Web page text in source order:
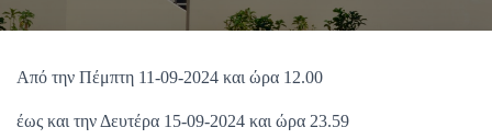
Από την Πέμπτη 11-09-2024 και ώρα 12.00
έως και την Δευτέρα 15-09-2024 και ώρα 23.59